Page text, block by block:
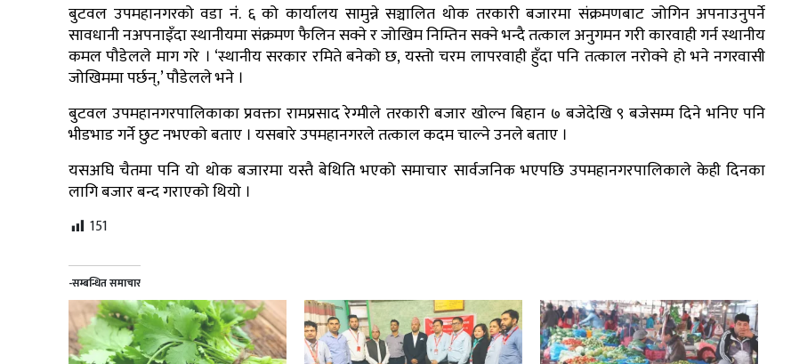
बुटवल उपमहानगरको वडा नंं. ६ को कार्यालय सामुन्ने सञ्चालित थोक तरकारी बजारमा संक्रमणबाट जोगिन अपनाउनुपर्ने
सावधानी नअपनाइँदा स्थानीयमा संक्रमण फैलिन सक्ने र जोखिम निम्तिन सक्ने भन्दै तत्काल अनुगमन गरी कारवाही गर्न स्थानीय
कमल पौडेलले माग गरे । ‘स्थानीय सरकार रमिते बनेको छ, यस्तो चरम लापरवाही हुँदा पनि तत्काल नरोक्ने हो भने नगरवासी
जोखिममा पर्छन्,’ पौडेलले भने ।
बुटवल उपमहानगरपालिकाका प्रवक्ता रामप्रसाद रेग्मीले तरकारी बजार खोल्न बिहान ७ बजेदेखि ९ बजेसम्म दिने भनिए पनि
भीडभाड गर्ने छुट नभएको बताए । यसबारे उपमहानगरले तत्काल कदम चाल्ने उनले बताए ।
यसअघि चैतमा पनि यो थोक बजारमा यस्तै बेथिति भएको समाचार सार्वजनिक भएपछि उपमहानगरपालिकाले केही दिनका
लागि बजार बन्द गराएको थियो ।
151
-सम्बन्धित समाचार